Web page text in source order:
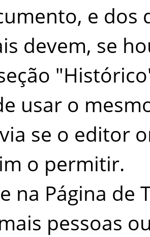
e dos
devem, se
usar o
se o editor
o permitir.
na Página de
pessoas